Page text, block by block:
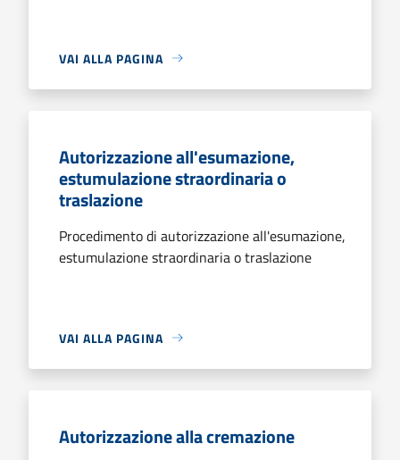
VAI ALLA PAGINA
Autorizzazione all'esumazione,
estumulazione straordinaria o
traslazione
Procedimento di autorizzazione all'esumazione,
estumulazione straordinaria o traslazione
VAI ALLA PAGINA
Autorizzazione alla cremazione